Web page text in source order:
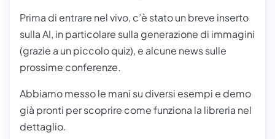
Prima di entrare nel vivo, c’è stato un breve inserto
sulla AI, in particolare sulla generazione di immagini
(grazie a un piccolo quiz), e alcune news sulle
prossime conferenze.
Abbiamo messo le mani su diversi esempi e demo
già pronti per scoprire come funziona la libreria nel
dettaglio.